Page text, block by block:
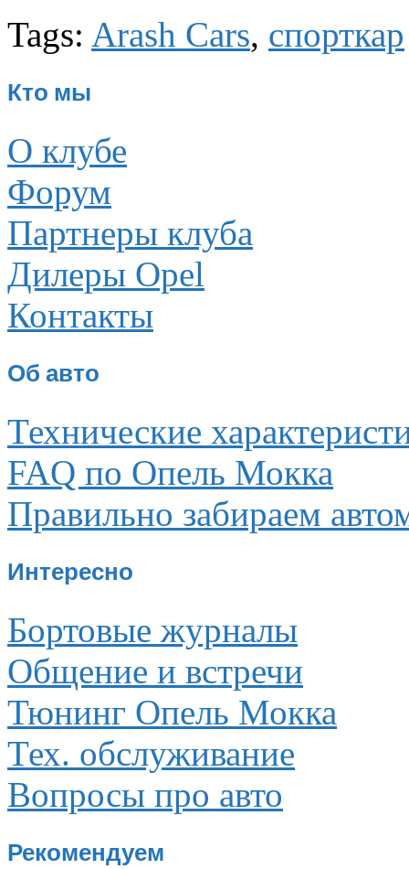
Tags: Arash Cars, спорткар
Кто мы
О клубе
Форум
Партнеры клуба
Дилеры Opel
Контакты
Об авто
Технические
FAQ по Опель Мокка
Правильно забираем
Интересно
Бортовые журналы
Общение и встречи
Тюнинг Опель Мокка
Тех. обслуживание
Вопросы про авто
Рекомендуем